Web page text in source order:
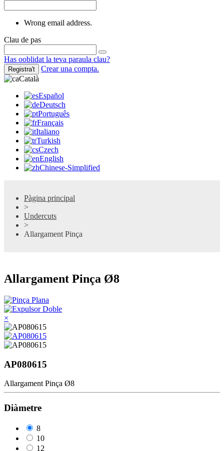
Wrong email address.
Clau de pas
Has ooblidat la teva paraula clau?
Registra't
Crear una compta.
Català
Español
Deutsch
Português
Français
Italiano
Turkish
Czech
English
Chinese-Simplified
Pàgina principal
>
Undercuts
>
Allargament Pinça
Allargament Pinça Ø8
×
AP080615
Allargament Pinça Ø8
Diàmetre
8
10
12